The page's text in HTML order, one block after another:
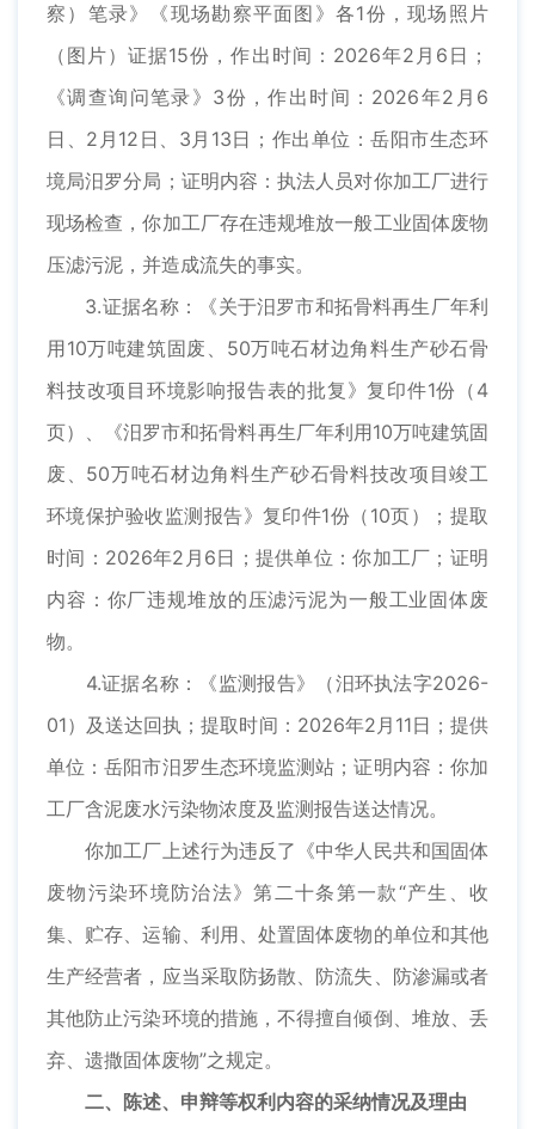
察）笔录》《现场勘察平面图》各1份，现场照片
（图片）证据15份，作出时间：2026年2月6日；
《调查询问笔录》3份，作出时间：2026年2月6
日、2月12日、3月13日；作出单位：岳阳市生态环
境局汨罗分局；证明内容：执法人员对你加工厂进行
现场检查，你加工厂存在违规堆放一般工业固体废物
压滤污泥，并造成流失的事实。
3.证据名称：《关于汨罗市和拓骨料再生厂年利
用10万吨建筑固废、50万吨石材边角料生产砂石骨
料技改项目环境影响报告表的批复》复印件1份（4
页）、《汨罗市和拓骨料再生厂年利用10万吨建筑固
废、50万吨石材边角料生产砂石骨料技改项目竣工
环境保护验收监测报告》复印件1份（10页）；提取
时间：2026年2月6日；提供单位：你加工厂；证明
内容：你厂违规堆放的压滤污泥为一般工业固体废
物。
4.证据名称：《监测报告》（汨环执法字2026-
01）及送达回执；提取时间：2026年2月11日；提供
单位：岳阳市汨罗生态环境监测站；证明内容：你加
工厂含泥废水污染物浓度及监测报告送达情况。
你加工厂上述行为违反了《中华人民共和国固体
废物污染环境防治法》第二十条第一款“产生、收
集、贮存、运输、利用、处置固体废物的单位和其他
生产经营者，应当采取防扬散、防流失、防渗漏或者
其他防止污染环境的措施，不得擅自倾倒、堆放、丢
弃、遗撒固体废物”之规定。
二、陈述、申辩等权利内容的采纳情况及理由